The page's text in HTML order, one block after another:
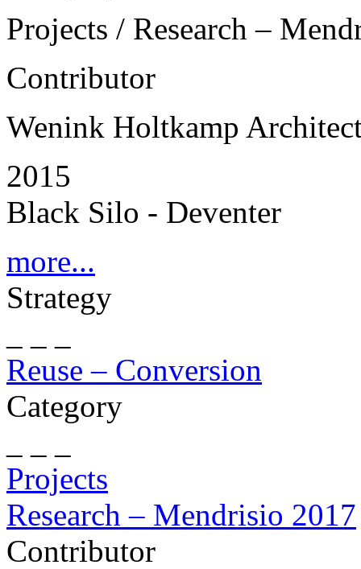
Projects / Research –
Contributor
Wenink Holtkamp
2015
Black Silo - Deventer
more...
Strategy
Reuse – Conversion
Category
Projects
Research – Mendrisio 2017
Contributor